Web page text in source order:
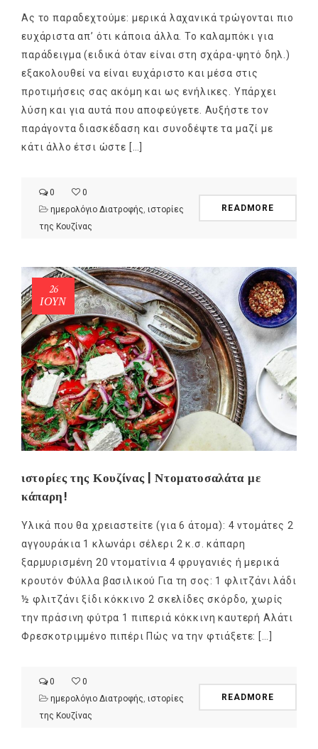
Ας το παραδεχτούμε: μερικά λαχανικά τρώγονται πιο
ευχάριστα απ’ ότι κάποια άλλα. Το καλαμπόκι για
παράδειγμα (ειδικά όταν είναι στη σχάρα-ψητό δηλ.)
εξακολουθεί να είναι ευχάριστο και μέσα στις
προτιμήσεις σας ακόμη και ως ενήλικες. Υπάρχει
λύση και για αυτά που αποφεύγετε. Αυξήστε τον
παράγοντα διασκέδαση και συνοδέψτε τα μαζί με
κάτι άλλο έτσι ώστε […]
0
0
ημερολόγιο Διατροφής, ιστορίες
της Κουζίνας
READMORE
26
ΙΟΎΝ
ιστορίες της Κουζίνας | Ντοματοσαλάτα με
κάπαρη!
Υλικά που θα χρειαστείτε (για 6 άτομα): 4 ντομάτες 2
αγγουράκια 1 κλωνάρι σέλερι 2 κ.σ. κάπαρη
ξαρμυρισμένη 20 ντοματίνια 4 φρυγανιές ή μερικά
κρουτόν Φύλλα βασιλικού Για τη σος: 1 φλιτζάνι λάδι
½ φλιτζάνι ξίδι κόκκινο 2 σκελίδες σκόρδο, χωρίς
την πράσινη φύτρα 1 πιπεριά κόκκινη καυτερή Αλάτι
Φρεσκοτριμμένο πιπέρι Πώς να την φτιάξετε: […]
0
0
ημερολόγιο Διατροφής, ιστορίες
της Κουζίνας
READMORE